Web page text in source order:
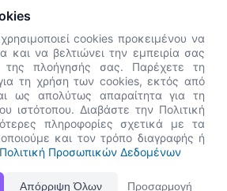
με τις νεότερες εκδόσεις, Google Chrome, Mozilla Firefox,
👋 Καλώς ήρθες! Είμαι η Νόησις.
Πες μου πώς μπορώ να σε βοηθήσω
σήμερα.
cookies προκειμένου να
και να βελτιώνει την εμπειρία σας
της πλοήγησής σας. Παρέχετε τη
τη χρήση των cookies, εκτός από
ως απολύτως απαραίτητα για τη
ιστότοπου. Διαβάστε την Πολιτική
πληροφορίες σχετικά με τα
και τον τρόπο διαγραφής ή
Πολιτική Προσωπικών Δεδομένων
Απόρριψη Όλων Προσαρμογή